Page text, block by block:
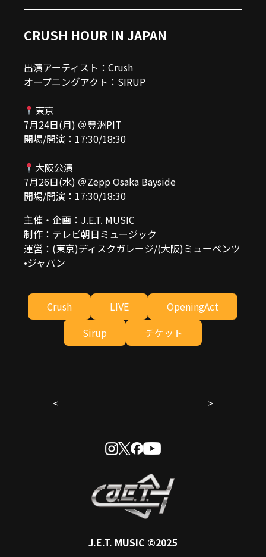
CRUSH HOUR IN JAPAN
出演アーティスト：Crush
オープニングアクト：SIRUP
東京
7月24日(月) ＠豊洲PIT
開場/開演：17:30/18:30
大阪公演
7月26日(水) ＠Zepp Osaka Bayside
開場/開演：17:30/18:30
主催・企画：J.E.T. MUSIC
制作：テレビ朝日ミュージック
運営：(東京)ディスクガレージ/(大阪)ミューベンツ
•ジャパン
Crush LIVE
OpeningAct
Sirup
チケット
< >
J.E.T. MUSIC ©2025